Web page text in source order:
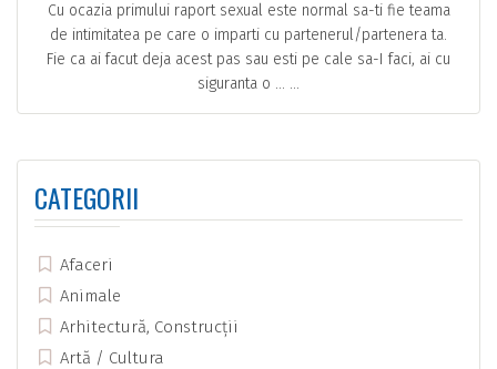
Cu ocazia primului raport sexual este normal sa-ti fie teama
de intimitatea pe care o imparti cu partenerul/partenera ta.
Fie ca ai facut deja acest pas sau esti pe cale sa-I faci, ai cu
siguranta o … ...
CATEGORII
Afaceri
Animale
Arhitectură, Construcții
Artă / Cultura